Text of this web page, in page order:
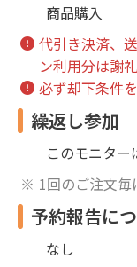
商品購入
代引き決済、
ン利用分は謝
必ず却下条件
繰返し参加
このモニター
1回のご注文毎
予約報告に
なし